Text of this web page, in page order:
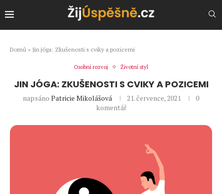
Domů » Jin jóga: Zkušenosti s cviky a pozicemi
Osobní rozvoj Životní styl
JIN JÓGA: ZKUŠENOSTI S CVIKY A POZICEMI
napsáno Patricie Mikolášová 21. července, 2021
0
komentář